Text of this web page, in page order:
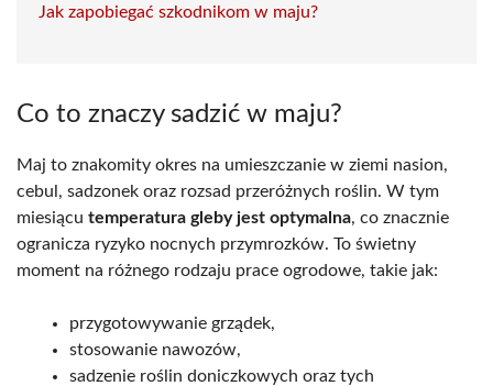
Jak zapobiegać szkodnikom w maju?
Co to znaczy sadzić w maju?
Maj to znakomity okres na umieszczanie w ziemi nasion,
cebul, sadzonek oraz rozsad przeróżnych roślin. W tym
miesiącu temperatura gleby jest optymalna, co znacznie
ogranicza ryzyko nocnych przymrozków. To świetny
moment na różnego rodzaju prace ogrodowe, takie jak:
przygotowywanie grządek,
stosowanie nawozów,
sadzenie roślin doniczkowych oraz tych